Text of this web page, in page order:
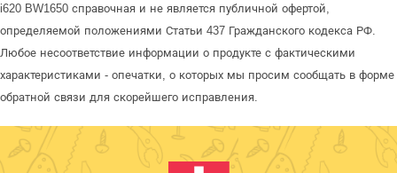
i620 BW1650 справочная и не является публичной офертой,
определяемой положениями Статьи 437 Гражданского кодекса РФ.
Любое несоответствие информации о продукте с фактическими
характеристиками - опечатки, о которых мы просим сообщать в форме
обратной связи для скорейшего исправления.